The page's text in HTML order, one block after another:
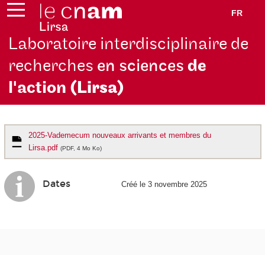
FR
Laboratoire interdisciplinaire de
recherches en sciencesde
l'action (Lirsa)
2025-Vademecum nouveaux arrivants et membres du
Lirsa.pdf (PDF, 4 Mo Ko)
Dates Créé le 3 novembre 2025